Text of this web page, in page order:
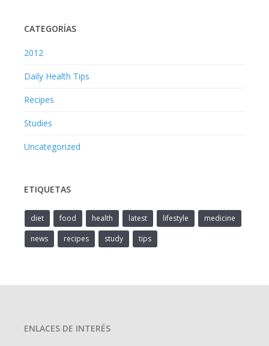
CATEGORÍAS
2012
Daily Health Tips
Recipes
Studies
Uncategorized
ETIQUETAS
diet food health latest lifestyle
medicine
news
recipes study tips
ENLACES DE INTERÉS